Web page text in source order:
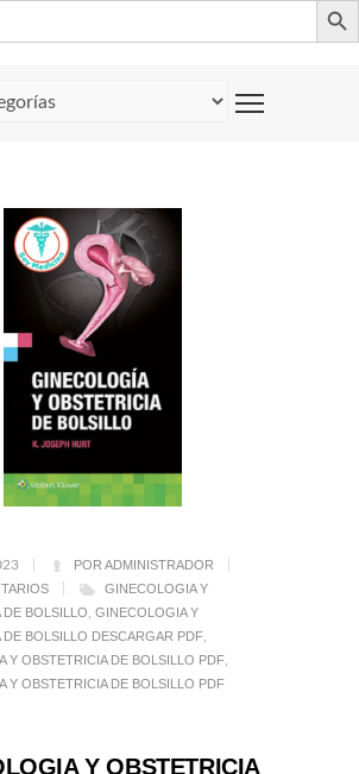
POR ADMINISTRADOR
GINECOLOGIA Y
BOLSILLO GINECOLOGIA Y
DE BOLSILLO DESCARGAR PDF
Y OBSTETRICIA DE BOLSILLO PDF
Y OBSTETRICIA DE BOLSILLO PDF
Y OBSTETRICIA